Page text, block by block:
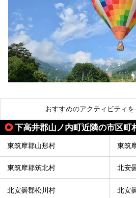
おすすめのアクティビティを
下高井郡山ノ内町近隣の市区町
東筑摩郡山形村 東筑
東筑摩郡筑北村 北安
北安曇郡松川村 北安